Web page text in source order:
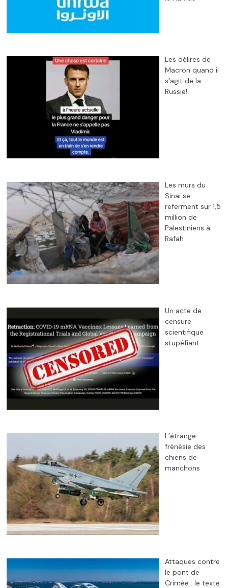
Les délires de
Macron quand il
s’agit de la
Russie!
Les murs du
Sinaï se
referment sur 1,5
million de
Palestiniens à
Rafah
Un acte de
censure
scientifique
stupéfiant
L’étrange
frénésie des
chiens de
manchons
Attaques contre
le pont de
Crimée : le texte